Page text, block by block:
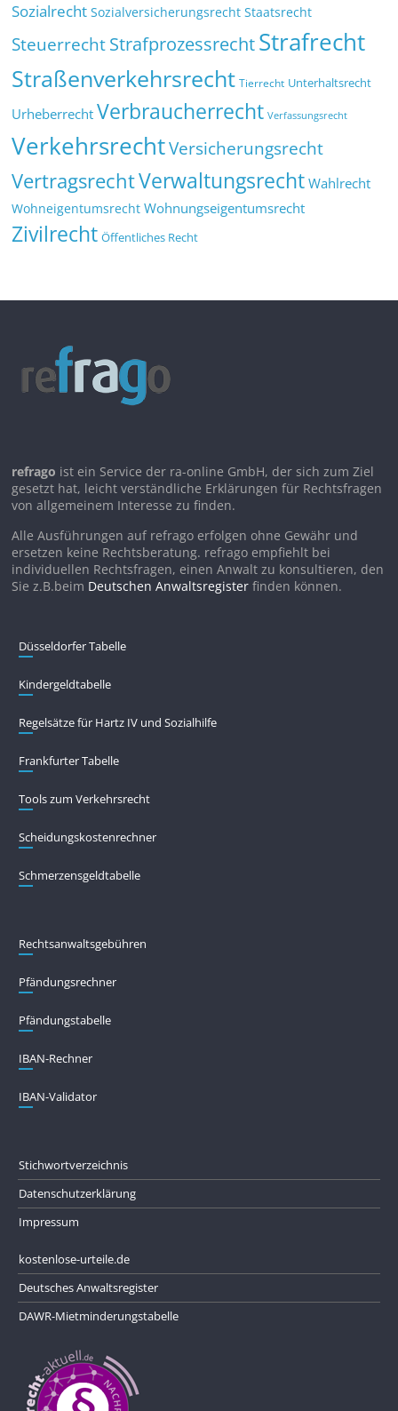
Sozialrecht Sozialversicherungsrecht Staatsrecht
SteuerrechtStrafprozessrechtStrafrecht
Straßenverkehrsrecht Tierrecht Unterhaltsrecht
Urheberrecht Verbraucherrecht Verfassungsrecht
VerkehrsrechtVersicherungsrecht
VertragsrechtVerwaltungsrecht Wahlrecht
Wohneigentumsrecht Wohnungseigentumsrecht
Zivilrecht Öffentliches Recht
refrago ist ein Service der ra-online GmbH, der sich zum Ziel
gesetzt hat, leicht verständliche Erklärungen für Rechtsfragen
von allgemeinem Interesse zu finden.
Alle Ausführungen auf refrago erfolgen ohne Gewähr und
ersetzen keine Rechtsberatung. refrago empfiehlt bei
individuellen Rechtsfragen, einen Anwalt zu konsultieren, den
Sie z.B.beim Deutschen Anwaltsregister finden können.
Düsseldorfer Tabelle
Kindergeldtabelle
Regelsätze für Hartz IV und Sozialhilfe
Frankfurter Tabelle
Tools zum Verkehrsrecht
Scheidungskostenrechner
Schmerzensgeldtabelle
Rechtsanwaltsgebühren
Pfändungs­rechner
Pfändungs­tabelle
IBAN-Rechner
IBAN-Validator
Stichwortverzeichnis
Datenschutzerklärung
Impressum
kostenlose-urteile.de
Deutsches Anwaltsregister
DAWR-Mietminderungstabelle